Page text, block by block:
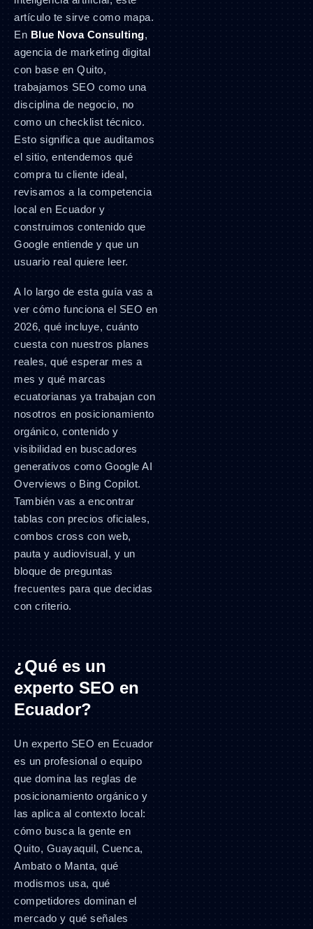
artículo te sirve como mapa.
En Blue Nova Consulting,
agencia de marketing digital
con base en Quito,
trabajamos SEO como una
disciplina de negocio, no
como un checklist técnico.
Esto significa que auditamos
el sitio, entendemos qué
compra tu cliente ideal,
revisamos a la competencia
local en Ecuador y
construimos contenido que
Google entiende y que un
usuario real quiere leer.
A lo largo de esta guía vas a
ver cómo funciona el SEO en
2026, qué incluye, cuánto
cuesta con nuestros planes
reales, qué esperar mes a
mes y qué marcas
ecuatorianas ya trabajan con
nosotros en posicionamiento
orgánico, contenido y
visibilidad en buscadores
generativos como Google AI
Overviews o Bing Copilot.
También vas a encontrar
tablas con precios oficiales,
combos cross con web,
pauta y audiovisual, y un
bloque de preguntas
frecuentes para que decidas
con criterio.
¿Qué es un
experto SEO en
Ecuador?
Un experto SEO en Ecuador
es un profesional o equipo
que domina las reglas de
posicionamiento orgánico y
las aplica al contexto local:
cómo busca la gente en
Quito, Guayaquil, Cuenca,
Ambato o Manta, qué
modismos usa, qué
competidores dominan el
mercado y qué señales